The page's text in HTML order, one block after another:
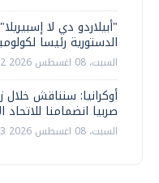
"أبيلاردو دي لا
الدستورية رئيسا
السبت، 08 اغسطس 2026 05:42 ص
أوكرانيا: سنناقش خلال
صربيا انضمامنا للاتحاد
السبت، 08 اغسطس 2026 05:03 ص